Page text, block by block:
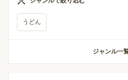
うどん
ジャンル一